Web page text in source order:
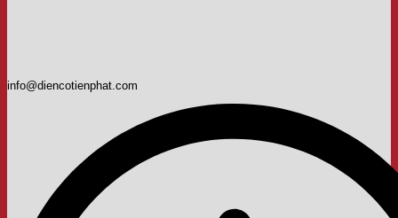
info@diencotienphat.com